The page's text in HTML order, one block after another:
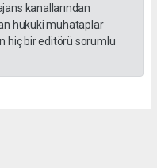
kanallarından
hukuki muhataplar
hiç bir editörü sorumlu